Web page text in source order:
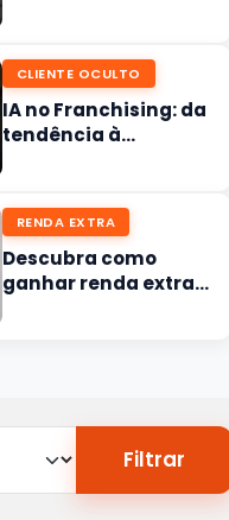
CLIENTE OCULTO
IA no Franchising: da
tendência à
RENDA EXTRA
Descubra como
ganhar renda extra
Filtrar